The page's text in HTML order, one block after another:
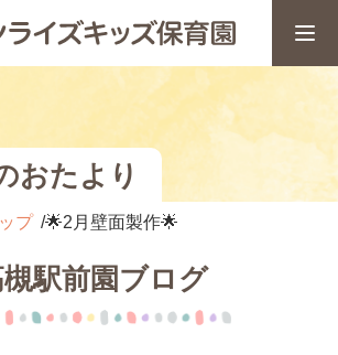
おたより
プ 🌟2月壁面製作🌟
駅前園ブログ